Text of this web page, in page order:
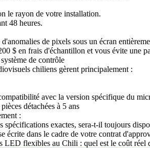
le rayon de votre installation.
48 heures.
de pixels sous un écran
$ en frais d'échantillon et vous évite une
de contrôle
chiliens gèrent principalement :
avec la version spécifique du
détachées à 5 ans
:
spécifications exactes, sera-t-il toujours
écrite dans le cadre de votre contrat
LED flexibles au Chili : quel est le coût réel